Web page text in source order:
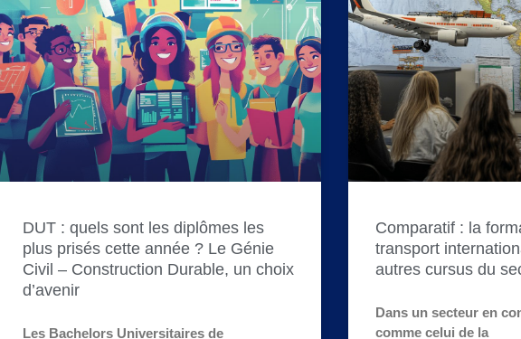
DUT : quels sont les diplômes les
plus prisés cette année ? Le Génie
Civil – Construction Durable, un choix
d’avenir
Les Bachelors Universitaires de
Comparatif : la
transport
autres cursus du
Dans un secteur en
comme celui de la